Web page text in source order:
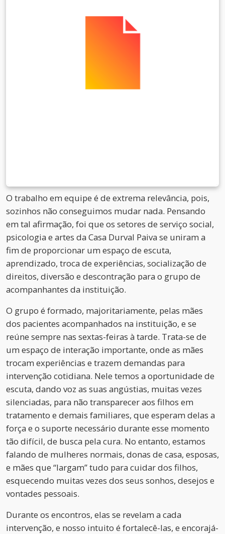
O trabalho em equipe é de extrema relevância, pois,
sozinhos não conseguimos mudar nada. Pensando
em tal afirmação, foi que os setores de serviço social,
psicologia e artes da Casa Durval Paiva se uniram a
fim de proporcionar um espaço de escuta,
aprendizado, troca de experiências, socialização de
direitos, diversão e descontração para o grupo de
acompanhantes da instituição.
O grupo é formado, majoritariamente, pelas mães
dos pacientes acompanhados na instituição, e se
reúne sempre nas sextas-feiras à tarde. Trata-se de
um espaço de interação importante, onde as mães
trocam experiências e trazem demandas para
intervenção cotidiana. Nele temos a oportunidade de
escuta, dando voz as suas angústias, muitas vezes
silenciadas, para não transparecer aos filhos em
tratamento e demais familiares, que esperam delas a
força e o suporte necessário durante esse momento
tão difícil, de busca pela cura. No entanto, estamos
falando de mulheres normais, donas de casa, esposas,
e mães que “largam” tudo para cuidar dos filhos,
esquecendo muitas vezes dos seus sonhos, desejos e
vontades pessoais.
Durante os encontros, elas se revelam a cada
intervenção, e nosso intuito é fortalecê-las, e encorajá-